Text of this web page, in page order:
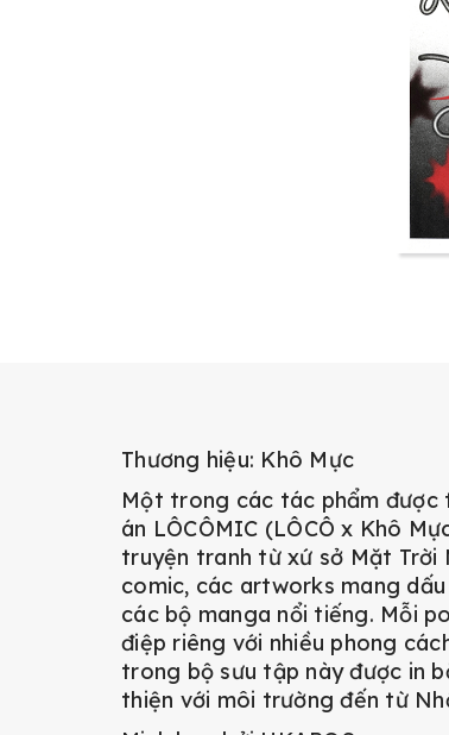
Thương hiệu: Khô Mực
Một trong các tác phẩm được
án LÔCÔMIC (LÔCÔ x Khô
truyện tranh từ xứ sở Mặt
comic, các artworks mang
các bộ manga nổi tiếng. Mỗi
điệp riêng với nhiều phong
trong bộ sưu tập này được in
thiện với môi trường đến từ